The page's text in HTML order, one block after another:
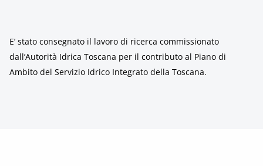
E’ stato consegnato il lavoro di ricerca commissionato
dall’Autorità Idrica Toscana per il contributo al Piano di
Ambito del Servizio Idrico Integrato della Toscana.